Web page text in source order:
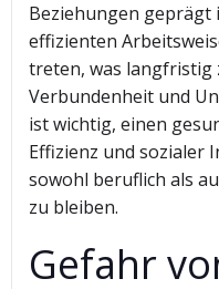
Beziehungen
effizienten
treten, was langfristig
Verbundenheit und
ist wichtig, einen
Effizienz und sozialer
sowohl beruflich als
zu bleiben.
Gefahr